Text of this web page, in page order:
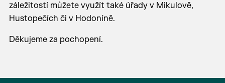
záležitostí můžete využít také úřady v Mikulově,
Hustopečích či v Hodoníně.
Děkujeme za pochopení.